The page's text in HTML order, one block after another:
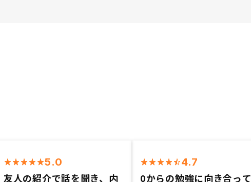
5.0
友人の紹介で話を聞き、内
4.7
0からの勉強に向き合って